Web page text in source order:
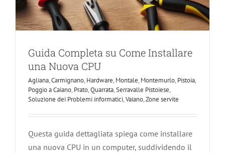
Guida Completa su Come Installare
una Nuova CPU
Agliana,Carmignano, Hardware, Montale, Montemurlo, Pistoia,
Poggio a Caiano, Prato,Quarrata,Serravalle Pistoiese,
Soluzione dei Problemi informatici,Vaiano,Zone servite
Questa guida dettagliata spiega come installare
una nuova CPU in un computer, suddividendo il